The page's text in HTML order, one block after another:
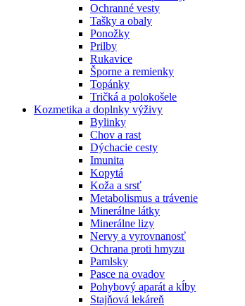
Ochranné vesty
Tašky a obaly
Ponožky
Prilby
Rukavice
Šporne a remienky
Topánky
Tričká a polokošele
Kozmetika a doplnky výživy
Bylinky
Chov a rast
Dýchacie cesty
Imunita
Kopytá
Koža a srsť
Metabolismus a trávenie
Minerálne látky
Minerálne lizy
Nervy a vyrovnanosť
Ochrana proti hmyzu
Pamlsky
Pasce na ovadov
Pohybový aparát a kĺby
Stajňová lekáreň